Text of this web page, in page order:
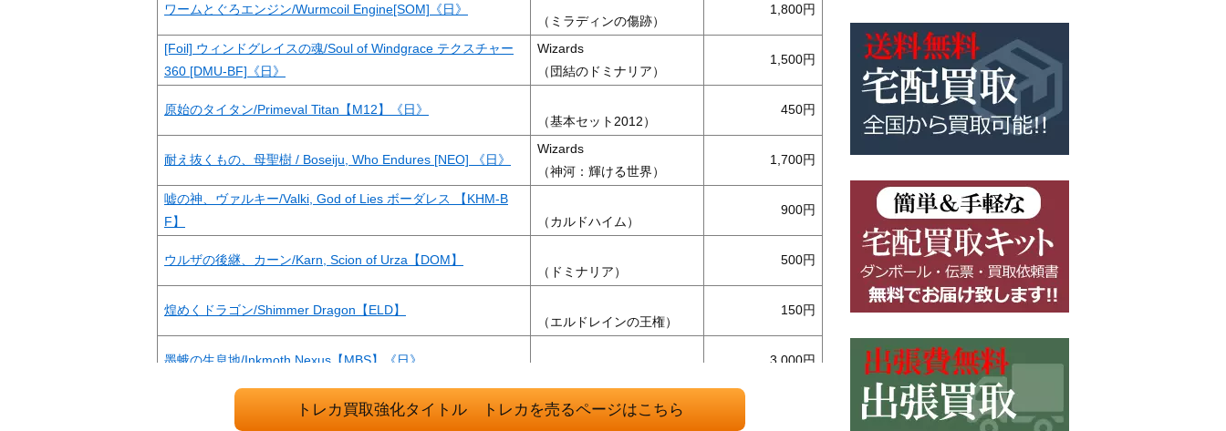
ワームとぐろエンジン/Wurmcoil Engine[SOM]《日》
（ミラディンの傷跡）
1,800
[Foil] ウィンドグレイスの魂/Soul of Windgrace テクスチャー
360 [DMU-BF]《日》
Wizards
（団結のドミナリア）
1,500
原始のタイタン/Primeval Titan【M12】《日》
（基本セット2012）
450
耐え抜くもの、母聖樹 / Boseiju, Who Endures [NEO] 《日》
Wizards
（神河：輝ける世界）
1,700
嘘の神、ヴァルキー/Valki, God of Lies ボーダレス 【KHM-B
F】
（カルドハイム）
900
ウルザの後継、カーン/Karn, Scion of Urza【DOM】
（ドミナリア）
500
煌めくドラゴン/Shimmer Dragon【ELD】
（エルドレインの王権）
150
墨蛾の生息地/Inkmoth Nexus【MBS】《日》
3,000
(050)謎めいた外套/Cryptic Coat[MKM]《日》
Wizards
（カルロフ邸殺人事件）
トレカ買取強化タイトル トレカを売るページはこちら